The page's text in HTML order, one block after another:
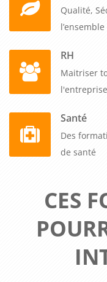
Qualité,
RH
Maitriser
l'entreprise
Santé
Des
de santé
CES